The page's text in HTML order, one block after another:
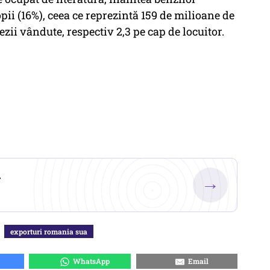
(16%), ceea ce reprezintă 159 de milioane de
vândute, respectiv 2,3 pe cap de locuitor.
→
exporturi romania sua
WhatsApp Email